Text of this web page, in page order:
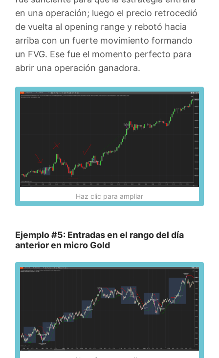
en una operación; luego el precio retrocedió
de vuelta al opening range y rebotó hacia
arriba con un fuerte movimiento formando
un FVG. Ese fue el momento perfecto para
abrir una operación ganadora.
Haz clic para ampliar
Ejemplo #5: Entradas en el rango del día
anterior en micro Gold